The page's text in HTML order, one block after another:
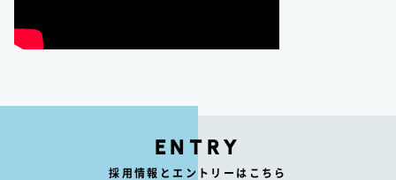
ENTRY
採用情報とエントリーはこちら